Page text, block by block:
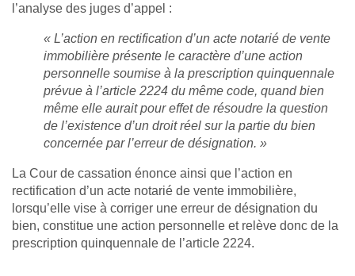
l’analyse des juges d’appel :
« L’action en rectification d’un acte notarié de vente
immobilière présente le caractère d’une action
personnelle soumise à la prescription quinquennale
prévue à l’article 2224 du même code, quand bien
même elle aurait pour effet de résoudre la question
de l’existence d’un droit réel sur la partie du bien
concernée par l’erreur de désignation. »
La Cour de cassation énonce ainsi que l’action en
rectification d’un acte notarié de vente immobilière,
lorsqu’elle vise à corriger une erreur de désignation du
bien, constitue une action personnelle et relève donc de la
prescription quinquennale de l’article 2224.